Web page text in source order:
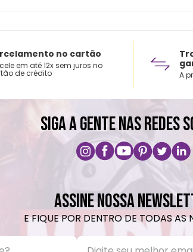
no cartão
em até 12x sem juros no
de crédito A
SIGA A GENTE NAS REDES
ASSINE NOSSA
E FIQUE POR DENTRO DE TODAS AS